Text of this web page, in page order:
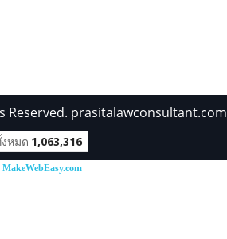
Reserved. prasitalawconsultant.com
หมด 1,063,316
MakeWebEasy.com